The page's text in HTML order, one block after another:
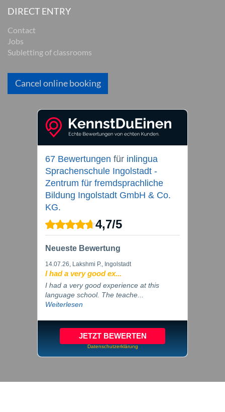
DIRECT ENTRY
Contact
Jobs
Subletting of classrooms
Cancel online booking
67 Bewertungen für inlingua
Sprachenschule Ingolstadt -
Zentrum für fremdsprachliche
Bildung Ingolstadt GmbH & Co.
KG.
4,7/5
Neueste Bewertung
14.07.26, Lakshmi P., Ingolstadt
I had a very good ex...
I had a very good experience at this
language school. The teache...
Weiterlesen
JETZT BEWERTEN
Datenschutzerklärung